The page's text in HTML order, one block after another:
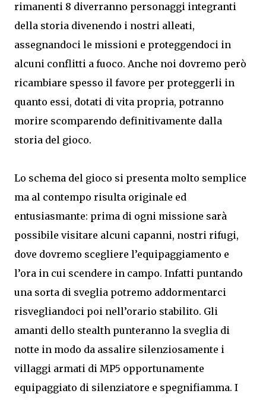
rimanenti 8 diverranno personaggi integranti
della storia divenendo i nostri alleati,
assegnandoci le missioni e proteggendoci in
alcuni conflitti a fuoco. Anche noi dovremo però
ricambiare spesso il favore per proteggerli in
quanto essi, dotati di vita propria, potranno
morire scomparendo definitivamente dalla
storia del gioco.
Lo schema del gioco si presenta molto semplice
ma al contempo risulta originale ed
entusiasmante: prima di ogni missione sarà
possibile visitare alcuni capanni, nostri rifugi,
dove dovremo scegliere l’equipaggiamento e
l’ora in cui scendere in campo. Infatti puntando
una sorta di sveglia potremo addormentarci
risvegliandoci poi nell’orario stabilito. Gli
amanti dello stealth punteranno la sveglia di
notte in modo da assalire silenziosamente i
villaggi armati di MP5 opportunamente
equipaggiato di silenziatore e spegnifiamma. I